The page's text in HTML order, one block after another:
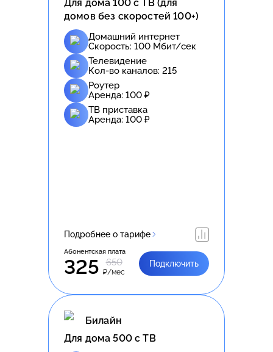
Для дома 100 с ТВ (для
домов без скоростей 100+)
Домашний интернет
Скорость: 100 Мбит/сек
Телевидение
Кол-во каналов: 215
Роутер
Аренда: 100 ₽
ТВ приставка
Аренда: 100 ₽
Подробнее о тарифе
Абонентская плата
325 650
₽/мес
Подключить
Билайн
Для дома 500 с ТВ